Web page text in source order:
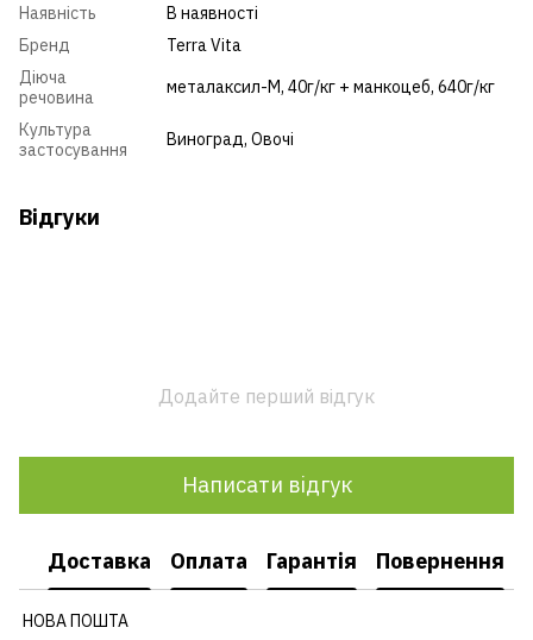
Наявність
В наявності
Бренд
Terra Vita
Діюча
речовина
металаксил-М, 40г/кг + манкоцеб, 640г/кг
Культура
застосування
Виноград, Овочі
Відгуки
Додайте перший відгук
Написати відгук
Доставка Оплата Гарантія Повернення
НОВА ПОШТА